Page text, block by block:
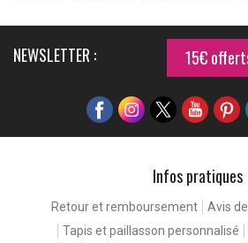
Continuer sans accepter
NEWSLETTER : 15€
Infos pratiques
Retour et remboursement
Avis
Tapis et paillasson personnalisé